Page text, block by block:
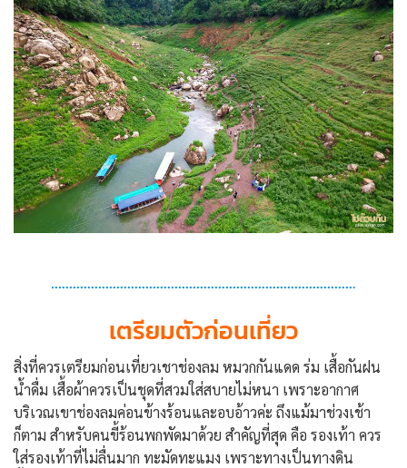
เตรียมตัวก่อนเที่ยว
สิ่งที่ควรเตรียมก่อนเที่ยวเชาช่องลม หมวกกันแดด ร่ม เสื้อกันฝน
น้ำดื่ม เสื้อผ้าควรเป็นชุดที่สวมใส่สบายไม่หนา เพราะอากาศ
บริเวณเขาช่องลมค่อนข้างร้อนและอบอ้าวค่ะ ถึงแม้มาช่วงเช้า
ก็ตาม สำหรับคนขี้ร้อนพกพัดมาด้วย สำคัญที่สุด คือ รองเท้า ควร
ใส่รองเท้าที่ไม่ลื่นมาก ทะมัดทะแมง เพราะทางเป็นทางดิน